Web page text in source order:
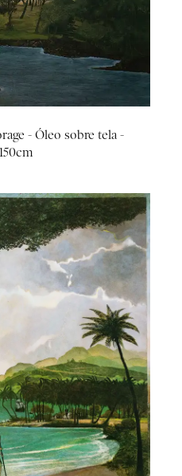
- Óleo sobre tela -